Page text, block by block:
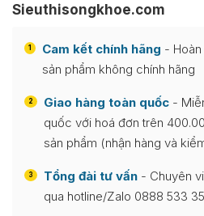
Sieuthisongkhoe.com
1 Cam kết chính hãng -
sản phẩm không chính hãng
2 Giao hàng toàn quốc -
quốc với hoá đơn trên
sản phẩm (nhận hàng và
3 Tổng đài tư vấn - Chuyên
qua hotline/Zalo 0888 533